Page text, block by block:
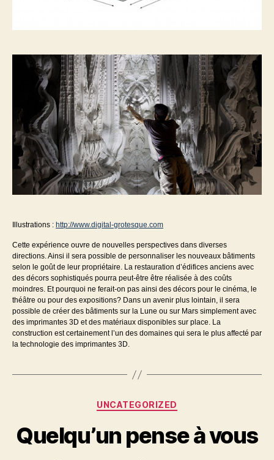
Illustrations : http://www.digital-grotesque.com
Cette expérience ouvre de nouvelles perspectives dans diverses
directions. Ainsi il sera possible de personnaliser les nouveaux bâtiments
selon le goût de leur propriétaire. La restauration d’édifices anciens avec
des décors sophistiqués pourra peut-être être réalisée à des coûts
moindres. Et pourquoi ne ferait-on pas ainsi des décors pour le cinéma, le
théâtre ou pour des expositions? Dans un avenir plus lointain, il sera
possible de créer des bâtiments sur la Lune ou sur Mars simplement avec
des imprimantes 3D et des matériaux disponibles sur place. La
construction est certainement l’un des domaines qui sera le plus affecté par
la technologie des imprimantes 3D.
Catégories
UNCATEGORIZED
Quelqu’un pense à vous